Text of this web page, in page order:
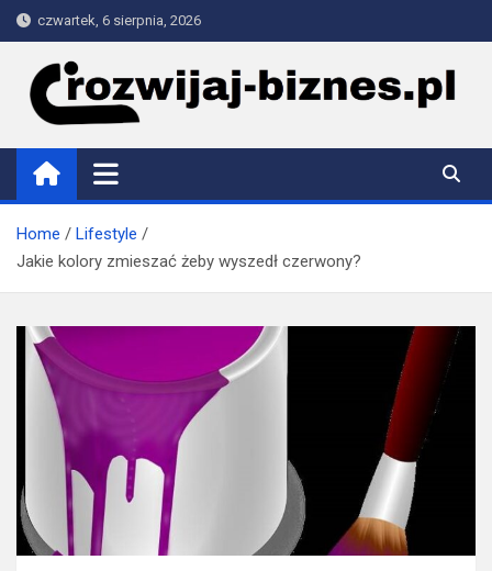
Skip
to
content
czwartek, 6 sierpnia, 2026
rozwijaj-biznes.pl
Home
Lifestyle
Jakie kolory zmieszać żeby wyszedł czerwony?